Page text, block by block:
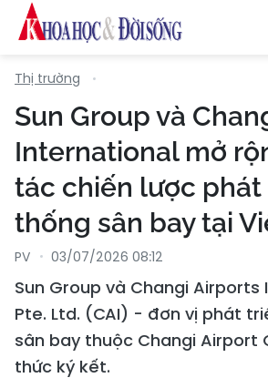
Thị trường
Sun Group và
International mở
tác chiến lược phát
thống sân bay tại
PV 03/07/2026 08:12
Sun Group và Changi
Pte. Ltd. (CAI) - đơn vị phát
sân bay thuộc Changi Airport
thức ký kết.